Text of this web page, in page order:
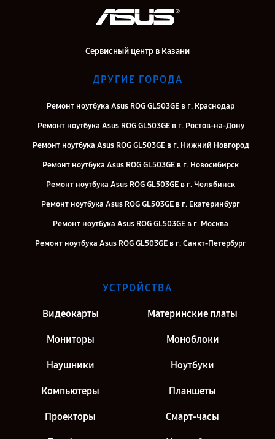
Сервисный центр в Казани
ДРУГИЕ ГОРОДА
Ремонт ноутбука Asus ROG GL503GE в г. Краснодар
Ремонт ноутбука Asus ROG GL503GE в г. Ростов-на-Дону
Ремонт ноутбука Asus ROG GL503GE в г. Нижний Новгород
Ремонт ноутбука Asus ROG GL503GE в г. Новосибирск
Ремонт ноутбука Asus ROG GL503GE в г. Челябинск
Ремонт ноутбука Asus ROG GL503GE в г. Екатеринбург
Ремонт ноутбука Asus ROG GL503GE в г. Москва
Ремонт ноутбука Asus ROG GL503GE в г. Санкт-Петербург
УСТРОЙСТВА
Видеокарты Материнские платы
Мониторы Моноблоки
Наушники Ноутбуки
Компьютеры Планшеты
Проекторы Смарт-часы